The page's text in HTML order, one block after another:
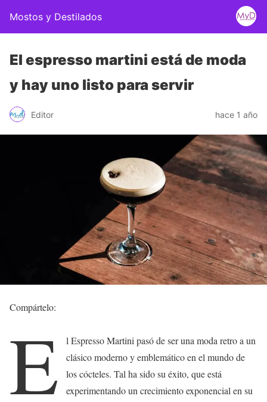
Mostos y Destilados
El espresso martini está de moda
y hay uno listo para servir
Editor hace 1 año
Compártelo:
E
l Espresso Martini pasó de ser una moda retro a un
clásico moderno y emblemático en el mundo de
los cócteles. Tal ha sido su éxito, que está
experimentando un crecimiento exponencial en su